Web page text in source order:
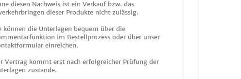
diesen Nachweis ist ein Verkauf bzw. das
dieser Produkte nicht zulässig.
können die Unterlagen bequem über die
im Bestellprozess oder über unser
einreichen.
Vertrag kommt erst nach erfolgreicher Prüfung der
zustande.